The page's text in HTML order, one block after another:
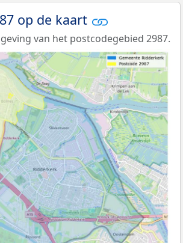
op de kaart
van het postcodegebied 2987.